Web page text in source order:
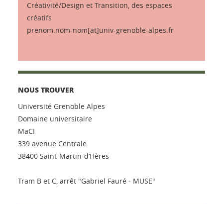
Créativité/Design et Transition, des espaces
créatifs
prenom.nom-nom[at]univ-grenoble-alpes.fr
NOUS TROUVER
Université Grenoble Alpes
Domaine universitaire
MaCI
339 avenue Centrale
38400 Saint-Martin-d’Hères
Tram B et C, arrêt "Gabriel Fauré - MUSE"